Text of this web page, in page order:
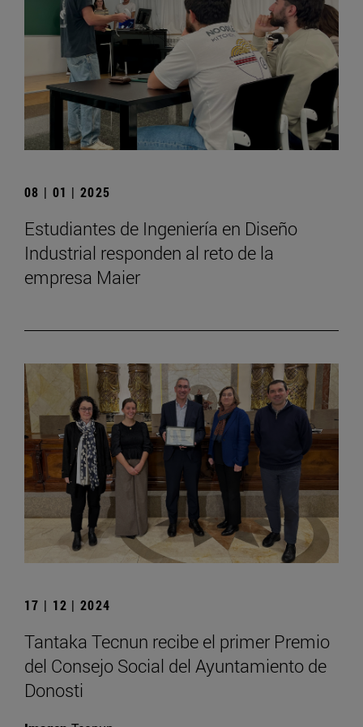
08 | 01 | 2025
Estudiantes de Ingeniería en Diseño
Industrial responden al reto de la
empresa Maier
17 | 12 | 2024
Tantaka Tecnun recibe el primer Premio
del Consejo Social del Ayuntamiento de
Donosti